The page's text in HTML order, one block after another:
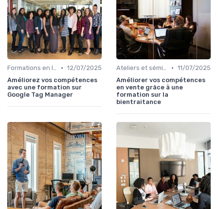
Formations en ligne • 12/07/2025
Améliorez vos compétences
avec une formation sur
Google Tag Manager
Ateliers et séminaires • 11/07/2025
Améliorer vos compétences
en vente grâce à une
formation sur la
bientraitance